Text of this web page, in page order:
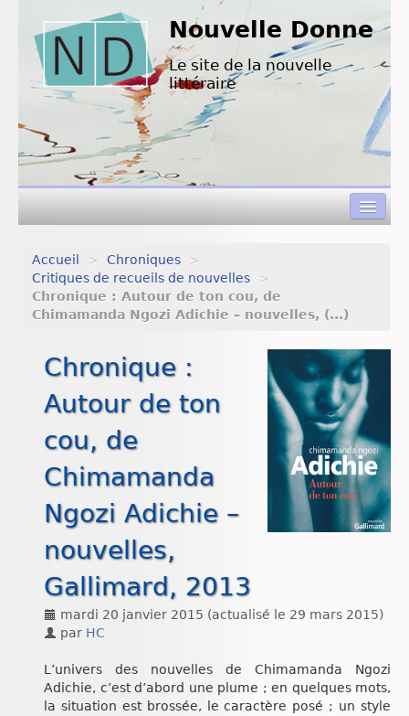
Nouvelle Donne
Le site de la nouvelle
littéraire
Concours de nouvelles
Appels à textes
L’équipe de ND
Accueil > Chroniques
>
Critiques de recueils de nouvelles
>
Chronique : Autour de ton cou, de
Chimamanda Ngozi Adichie – nouvelles, (...)
Chronique :
Autour de ton
cou, de
Chimamanda
Ngozi Adichie –
nouvelles,
Gallimard, 2013
mardi 20 janvier 2015 (actualisé le 29 mars 2015)
par HC
L’univers des nouvelles de Chimamanda Ngozi
Adichie, c’est d’abord une plume ; en quelques mots,
la situation est brossée, le caractère posé ; un style